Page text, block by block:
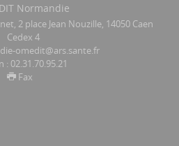
Normandie
2 place Jean Nouzille, 14050 Caen
Cedex 4
omedit@ars.sante.fr
: 02.31.70.95.21
Fax